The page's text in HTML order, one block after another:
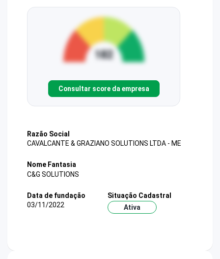
Consultar score da empresa
Razão Social
CAVALCANTE & GRAZIANO SOLUTIONS LTDA - ME
Nome Fantasia
C&G SOLUTIONS
Data de fundação
03/11/2022
Situação Cadastral
Ativa